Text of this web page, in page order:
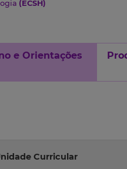
(ECSH)
e Orientações
Curricular